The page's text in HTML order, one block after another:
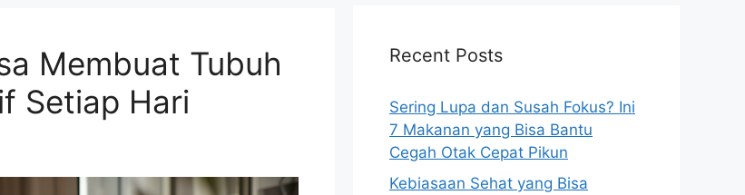
Membuat Tubuh
Setiap Hari
f
r
:
Recent Posts
Sering Lupa dan Susah Fokus? Ini
7 Makanan yang Bisa Bantu
Cegah Otak Cepat Pikun
Kebiasaan Sehat yang Bisa